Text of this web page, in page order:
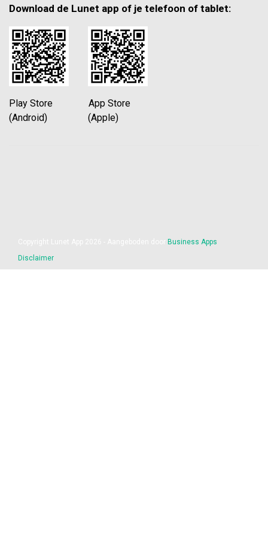
Download de Lunet app of je telefoon of tablet:
Play Store App Store
(Android) (Apple)
Business Apps
Disclaimer